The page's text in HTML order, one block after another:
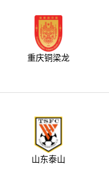
重庆铜梁龙
山东泰山